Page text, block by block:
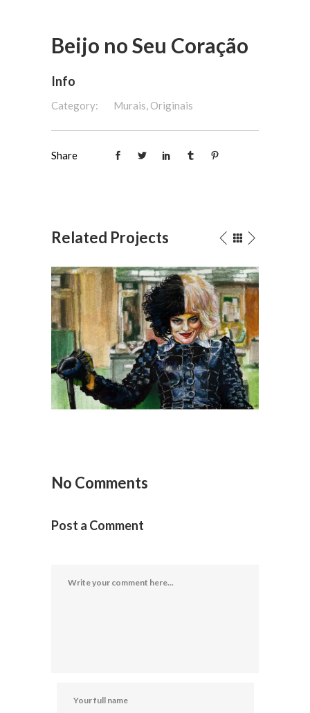
Beijo no Seu Coração
Info
Category: Murais, Originais
Share
Related Projects
Aquarela Cruella
Originais/Tradicionais
No Comments
Post a Comment